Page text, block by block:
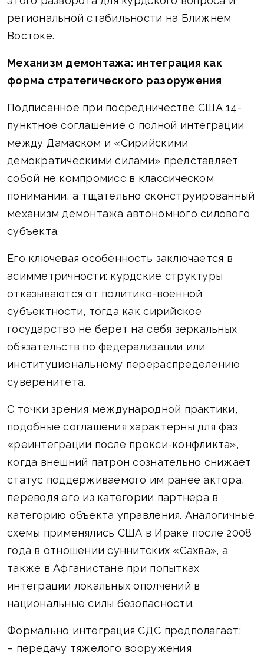
региональной стабильности на Ближнем
Востоке.
Механизм демонтажа: интеграция как
форма стратегического разоружения
Подписанное при посредничестве США 14-
пунктное соглашение о полной интеграции
между Дамаском и «Сирийскими
демократическими силами» представляет
собой не компромисс в классическом
понимании, а тщательно сконструированный
механизм демонтажа автономного силового
субъекта.
Его ключевая особенность заключается в
асимметричности: курдские структуры
отказываются от политико-военной
субъектности, тогда как сирийское
государство не берет на себя зеркальных
обязательств по федерализации или
институциональному перераспределению
суверенитета.
С точки зрения международной практики,
подобные соглашения характерны для фаз
«реинтеграции после прокси-конфликта»,
когда внешний патрон сознательно снижает
статус поддерживаемого им ранее актора,
переводя его из категории партнера в
категорию объекта управления. Аналогичные
схемы применялись США в Ираке после 2008
года в отношении суннитских «Сахва», а
также в Афганистане при попытках
интеграции локальных ополчений в
национальные силы безопасности.
Формально интеграция СДС предполагает:
– передачу тяжелого вооружения